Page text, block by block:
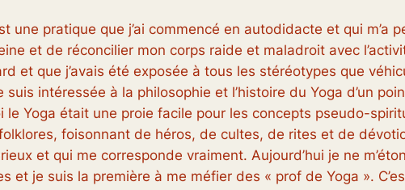
une pratique que j’ai commencé en autodidacte et qui
et de réconcilier mon corps raide et maladroit avec
et que j’avais été exposée à tous les stéréotypes que
intéressée à la philosophie et l’histoire du Yoga d’un
le Yoga était une proie facile pour les concepts pseudo-
foisonnant de héros, de cultes, de rites et de
et qui me corresponde vraiment. Aujourd’hui je ne
et je suis la première à me méfier des « prof de Yoga ».